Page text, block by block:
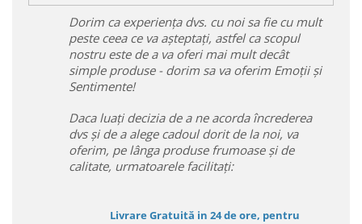
Dorim ca experiența dvs. cu noi sa fie cu mult
peste ceea ce va așteptați, astfel ca scopul
nostru este de a va oferi mai mult decât
simple produse - dorim sa va oferim Emoții și
Sentimente!
Daca luați decizia de a ne acorda încrederea
dvs și de a alege cadoul dorit de la noi, va
oferim, pe lânga produse frumoase și de
calitate, urmatoarele facilitați:
Livrare Gratuită in 24 de ore, pentru